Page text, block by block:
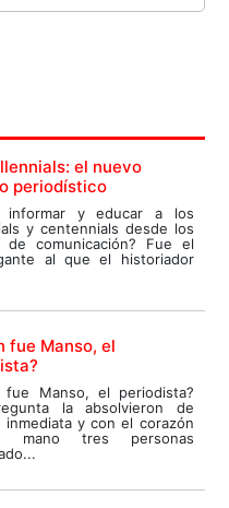
el nuevo
periodístico
informar y educar a los
y centennials desde los
de comunicación? Fue el
al que el historiador
fue Manso, el
fue Manso, el periodista?
la absolvieron de
inmediata y con el corazón
tres personas